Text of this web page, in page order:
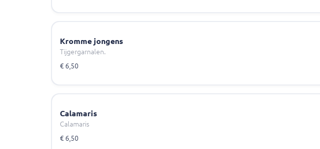
Kromme jongens
Tijgergarnalen.
€ 6,50
Calamaris
Calamaris
€ 6,50